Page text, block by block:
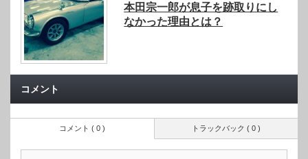
本田宗一郎が息子を跡取りにし
なかった理由とは？
コメント
トラックバック ( 0 )
コメント ( 0 )